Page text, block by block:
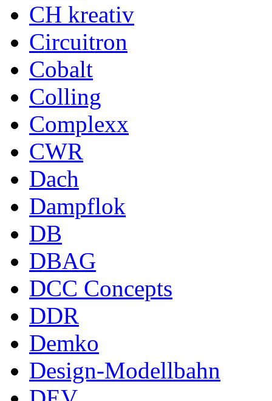
CH kreativ
Circuitron
Cobalt
Colling
Complexx
CWR
Dach
Dampflok
DB
DBAG
DCC Concepts
DDR
Demko
Design-Modellbahn